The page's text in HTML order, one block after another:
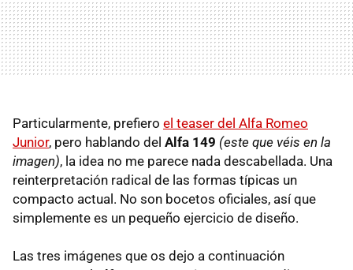
Particularmente, prefiero el teaser del Alfa Romeo
Junior, pero hablando del Alfa 149 (este que véis en la
imagen), la idea no me parece nada descabellada. Una
reinterpretación radical de las formas típicas un
compacto actual. No son bocetos oficiales, así que
simplemente es un pequeño ejercicio de diseño.
Las tres imágenes que os dejo a continuación